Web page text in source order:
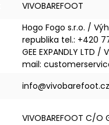
VIVOBAREFOOT
Hogo Fogo s.r.o. /
republika tel.: +420
GEE EXPANDLY
mail:
info@vivobarefoot.cz
VIVOBAREFOOT C/O